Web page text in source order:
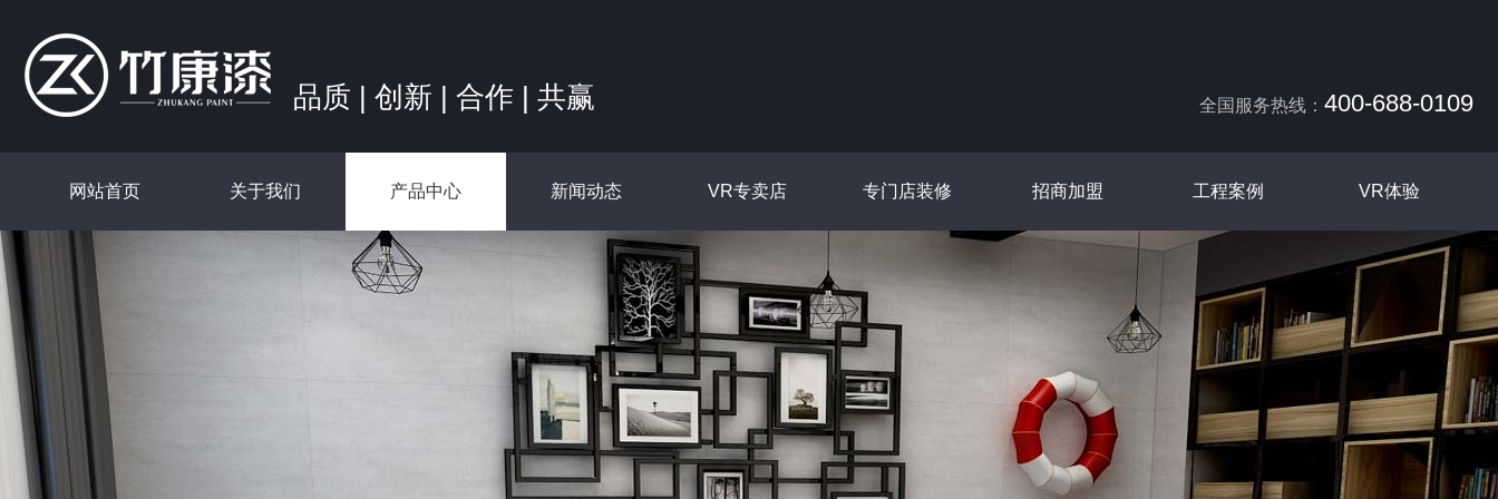
品质 | 创新 | 合作 | 共赢 全国服务热线： 400-688-0109
网站首页 关于我们 产品中心 新闻动态 VR专卖店 专门店装修 招商加盟 工程案例 VR体验